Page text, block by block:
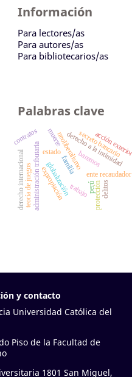
Información
Para lectores/as
Para autores/as
Para bibliotecarios/as
Palabras clave
trabajo protección
neoliberalismo
globalización
administración tributaria ente recaudador
derecho a la intimidad
secreto bancario
teoría de juegos
baremos
contratos
estado
familia
muerte
expropiación
acción exterior
derecho internacional delitos
perú
y contacto
Universidad Católica del
Piso de la Facultad de
1801 San Miguel,